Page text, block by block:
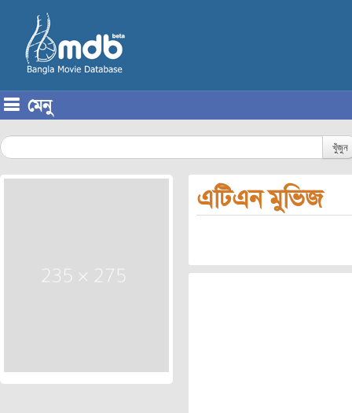
মেনু
খুঁজুন
এটিএন মুভিজ